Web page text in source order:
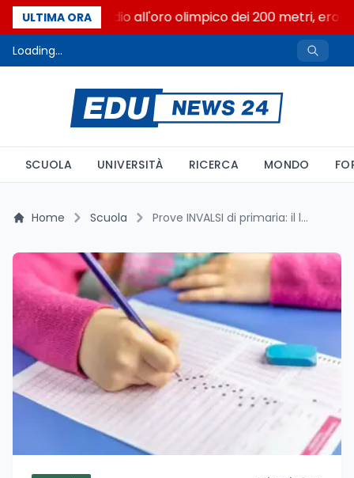
ULTIMA ORA
Livio Berruti, addio all'oro olimpico dei 200 metri, eroe
Loading...
SCUOLA UNIVERSITÀ RICERCA MONDO
Home Scuola Prove INVALSI di primaria: il lavoro dei docenti fuori da ogni contratto